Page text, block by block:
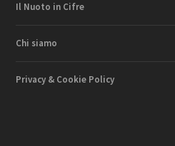
Il Nuoto in Cifre
Chi siamo
Privacy & Cookie Policy